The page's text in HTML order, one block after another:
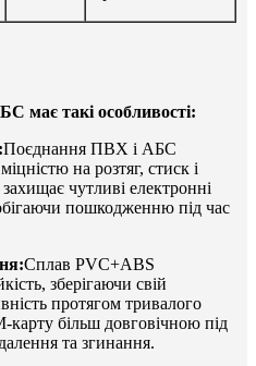
має такі особливості:
Поєднання ПВХ і АБС
на розтяг, стиск і
чутливі електронні
пошкодженню під час
Сплав PVC+ABS
зберігаючи свій
протягом тривалого
більш довговічною під
та згинання.